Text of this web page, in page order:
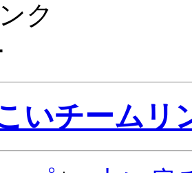
いチームリ